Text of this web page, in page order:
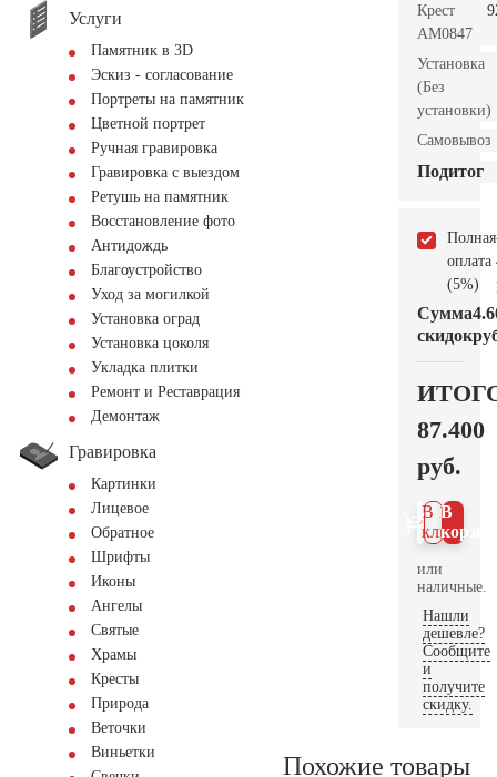
Услуги
Памятник в 3D
Эскиз - согласование
Портреты на памятник
Цветной портрет
Ручная гравировка
Гравировка с выездом
Ретушь на памятник
Восстановление фото
Антидождь
Благоустройство
Уход за могилкой
Установка оград
Установка цоколя
Укладка плитки
Ремонт и Реставрация
Демонтаж
Гравировка
Картинки
Лицевое
Обратное
Шрифты
Иконы
Ангелы
Святые
Храмы
Кресты
Природа
Веточки
Виньетки
Крест
AM0847
Установка
(Без
установки)
Самовывоз
Подитог
Полная
оплата
(5%)
Сумма
скидок
87.400
руб.
В
В 1
клик
или
наличные.
Нашли
дешевле?
Сообщите
и
получите
скидку.
Похожие товары